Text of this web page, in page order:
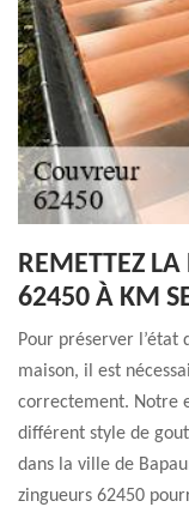
REMETTEZ LA
62450 À KM
Pour préserver
maison, il est
correctement. Notre
différent style de
dans la ville de
zingueurs 62450